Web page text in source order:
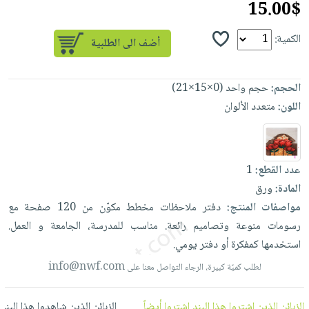
العناية
بالأسنان
الحمية
أدوات
المائدة
والتخزين
أدوات
المطبخ
الأكثر
مبيعاً
العودة
اكسسوارات
كتب
اكسسوارات
منزلية
اكسسوارات
ملابس
مطرزات
حقائب
حلي
عناية
شحن
مجاني
مختارة
اشتراكات
كل
الاشتراكات
صندوق
القراءة
iKitab
بلا
حدود
بحث
متقدم
نيل
وفرات
عن
الشركة
سياسة
الشركة
حسابك
الأمنيات
15.00$
الكمية:
الحجم:حجم واحد (0×15×21)
اللون:متعدد الألوان
عدد القطع:1
المادة:ورق
مواصفات المنتج: دفتر ملاحظات مخطط مكوّن من 120 صفحة مع
رسومات منوعة وتصاميم رائعة. مناسب للمدرسة، الجامعة و العمل.
استخدمهاكمفكرةأودفتريومي.
لطلب كميّة كبيرة، الرجاء التواصل معنا علىinfo@nwf.com